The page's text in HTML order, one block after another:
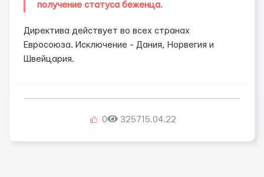
получение статуса беженца.
Директива действует во всех странах
Евросоюза. Исключение - Дания, Норвегия и
Швейцария.
0 3257 15.04.22